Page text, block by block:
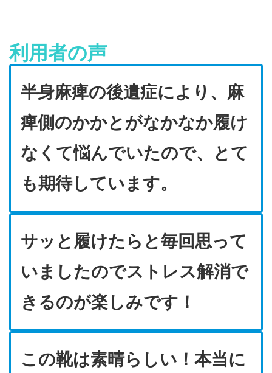
利用者の声
半身麻痺の後遺症により、麻
痺側のかかとがなかなか履け
なくて悩んでいたので、とて
も期待しています。
サッと履けたらと毎回思って
いましたのでストレス解消で
きるのが楽しみです！
この靴は素晴らしい！本当に